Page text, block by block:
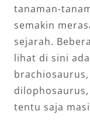
tanaman-
semakin
sejarah.
lihat di sini
tentu saja